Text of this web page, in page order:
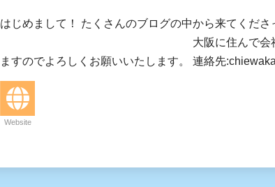
はじめまして！ たくさんのブログの中から来てくだ
大阪に住んで会社員をしながらブログ
ますのでよろしくお願いいたします。 連絡先
Website